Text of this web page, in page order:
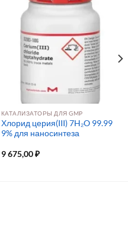
КАТАЛИЗАТОРЫ ДЛЯ GMP
Хлорид церия(III) 7H₂O 99.99
9% для наносинтеза
9 675,00₽